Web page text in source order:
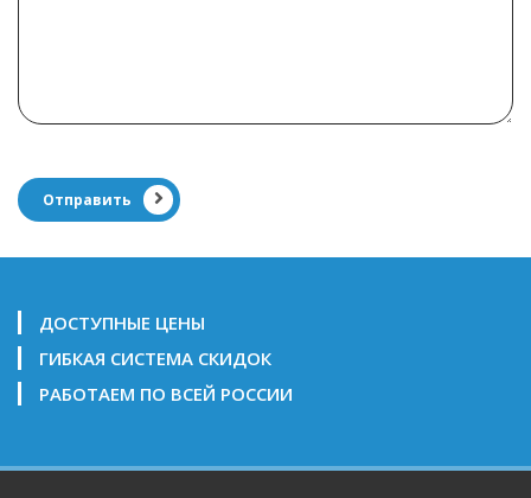
Отправить
ДОСТУПНЫЕ ЦЕНЫ
ГИБКАЯ СИСТЕМА СКИДОК
РАБОТАЕМ ПО ВСЕЙ РОССИИ